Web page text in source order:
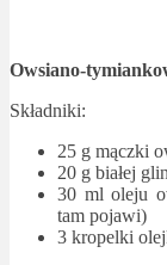
Owsiano-
Składniki:
25 g mączki
20 g białej
30 ml oleju
tam pojawi)
3 kropelki